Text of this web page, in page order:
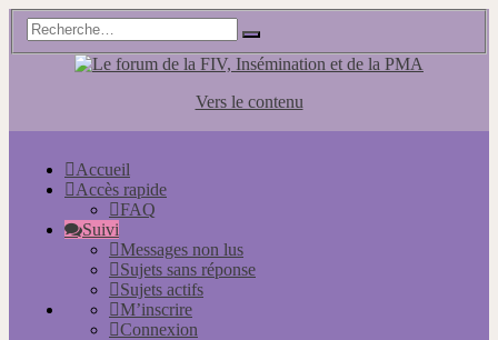
Vers le contenu
Accueil
Accès rapide
FAQ
Suivi
Messages non lus
Sujets sans réponse
Sujets actifs
M’inscrire
Connexion